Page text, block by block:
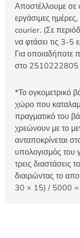
Αποστέλλουμε
εργάσιμες
courier. (Σε
να φτάσει τις 3-5
Για οποιαδήποτε
στο 2510222805
*Το ογκομετρικό
χώρο που
πραγματικό του
χρεώνουν με το
ανταποκρίνεται
υπολογισμός του
τρεις διαστάσεις
διαιρώντας το
30 × 15) / 5000 =